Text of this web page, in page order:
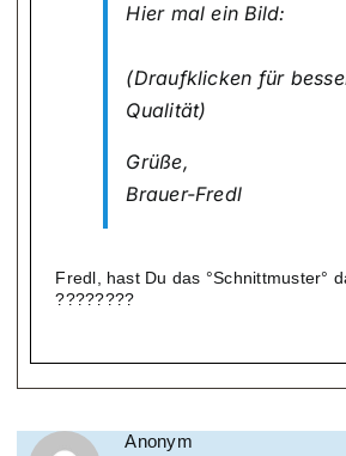
Hier mal ein Bild:
(Draufklicken für
Qualität)
Grüße,
Brauer-Fredl
Fredl, hast Du das °Schnittmuster°
????????
Anonym